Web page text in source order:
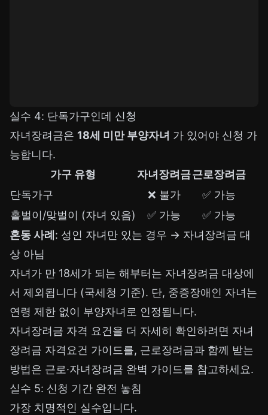
실수 4: 단독가구인데 신청
자녀장려금은 18세 미만 부양자녀 가 있어야 신청 가
능합니다.
가구 유형
자녀장려금근로장려금
단독가구
❌ 불가
✅ 가능
홑벌이/맞벌이 (자녀 있음)
✅ 가능
✅ 가능
혼동 사례 : 성인 자녀만 있는 경우 → 자녀장려금 대
상 아님
자녀가 만 18세가 되는 해부터는 자녀장려금 대상에
서 제외됩니다 (국세청 기준). 단, 중증장애인 자녀는
연령 제한 없이 부양자녀로 인정됩니다.
자녀장려금 자격 요건을 더 자세히 확인하려면 자녀
장려금 자격요건 가이드를, 근로장려금과 함께 받는
방법은 근로·자녀장려금 완벽 가이드를 참고하세요.
실수 5: 신청 기간 완전 놓침
가장 치명적인 실수입니다.